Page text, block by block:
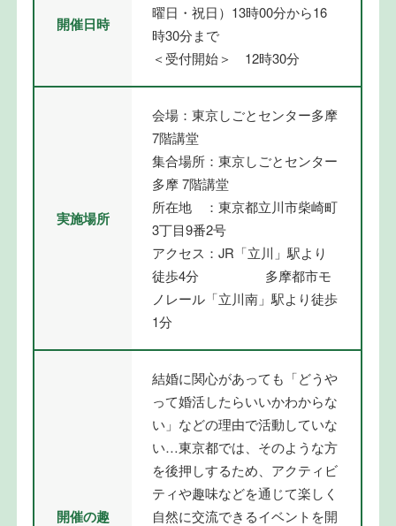
開催日時
曜日・祝日）13時00分から16
時30分まで
＜受付開始＞ 12時30分
実施場所
会場：東京しごとセンター多摩
7階講堂
集合場所：東京しごとセンター
多摩 7階講堂
所在地 ：東京都立川市柴崎町
3丁目9番2号
アクセス：JR「立川」駅より
徒歩4分 多摩都市モ
ノレール「立川南」駅より徒歩
1分
開催の趣
結婚に関心があっても「どうや
って婚活したらいいかわからな
い」などの理由で活動していな
い…東京都では、そのような方
を後押しするため、アクティビ
ティや趣味などを通じて楽しく
自然に交流できるイベントを開